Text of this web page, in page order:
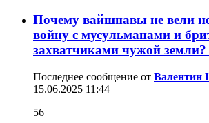
Почему вайшнавы не вели
войну с мусульманами и
захватчиками чужой земли?
Последнее сообщение от Валентин
15.06.2025 11:44
56